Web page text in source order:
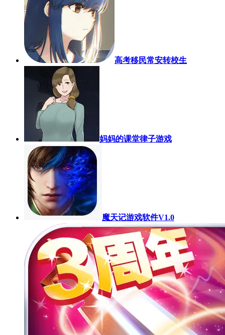
高考移民常安转校生
妈妈的课堂律子游戏
魔天记游戏软件V1.0